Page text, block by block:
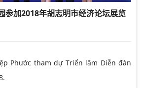
参加2018年胡志明市经济论坛展览
Phước tham dự Triển lãm Diễn đàn